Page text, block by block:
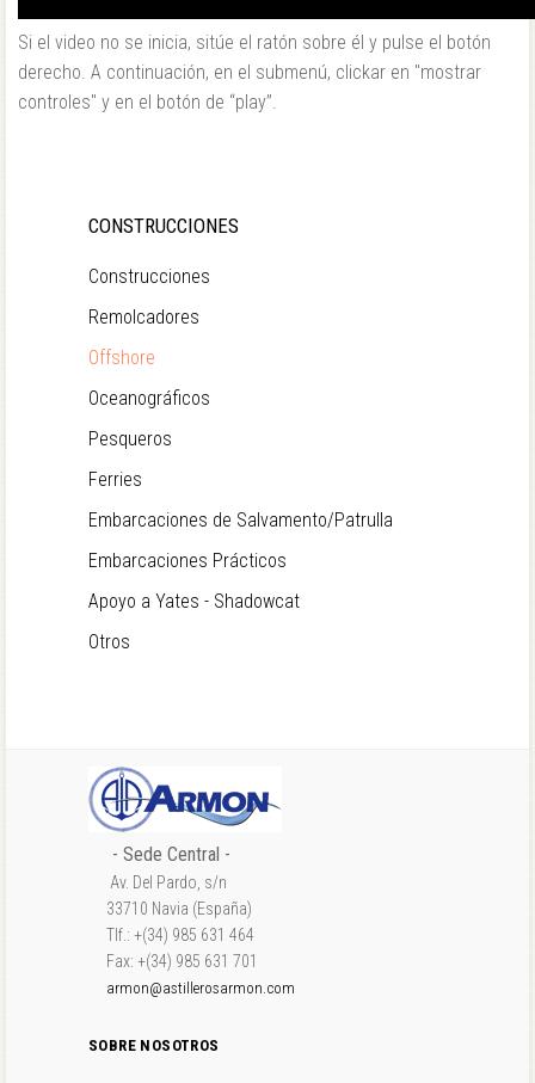
Si el video no se inicia, sitúe el ratón sobre él y pulse el botón
derecho. A continuación, en el submenú, clickar en "mostrar
controles" y en el botón de “play”.
CONSTRUCCIONES
Construcciones
Remolcadores
Offshore
Oceanográficos
Pesqueros
Ferries
Embarcaciones de Salvamento/Patrulla
Embarcaciones Prácticos
Apoyo a Yates - Shadowcat
Otros
- Sede Central -
Av. Del Pardo, s/n
33710 Navia (España)
Tlf.: +(34) 985 631 464
Fax: +(34) 985 631 701
armon@astillerosarmon.com
SOBRE NOSOTROS